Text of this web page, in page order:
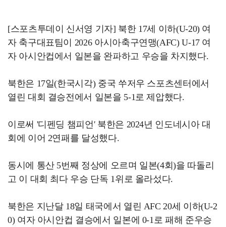
[스포츠투데이 신서영 기자] 북한 17세 이하(U-20) 여
자 축구대표팀이 2026 아시아축구연맹(AFC) U-17 여
자 아시안컵에서 일본을 완파하고 우승을 차지했다.
북한은 17일(한국시각) 중국 쑤저우 스포츠센터에서
열린 대회 결승전에서 일본을 5-1로 제압했다.
이로써 '디펜딩 챔피언' 북한은 2024년 인도네시아 대
회에 이어 2연패를 달성했다.
동시에 통산 5번째 정상에 오르며 일본(4회)을 따돌리
고 이 대회 최다 우승 단독 1위로 올라섰다.
북한은 지난달 18일 태국에서 열린 AFC 20세 이하(U-2
0) 여자 아시안컵 결승에서 일본에 0-1로 패해 준우승